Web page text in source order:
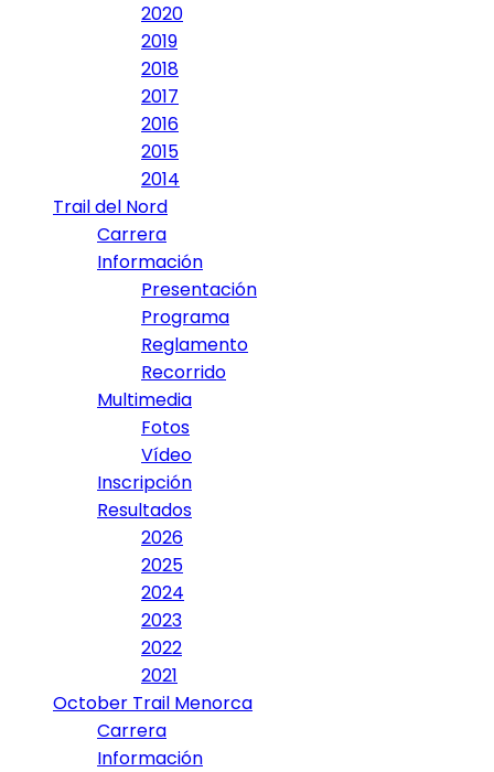
2020
2019
2018
2017
2016
2015
2014
Trail del Nord
Carrera
Información
Presentación
Programa
Reglamento
Recorrido
Multimedia
Fotos
Vídeo
Inscripción
Resultados
2026
2025
2024
2023
2022
2021
October Trail Menorca
Carrera
Información